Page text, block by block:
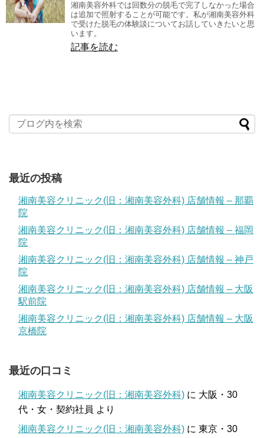
湘南美容外科では回数分の脱毛で完了しなかった場合
は追加で照射することが可能です。私が湘南美容外科
で受けた脱毛の体験談についてお話していきたいと思
います。
記事を読む
最近の投稿
湘南美容クリニック(旧：湘南美容外科) 店舗情報 – 那覇
院
湘南美容クリニック(旧：湘南美容外科) 店舗情報 – 福岡
院
湘南美容クリニック(旧：湘南美容外科) 店舗情報 – 神戸
院
湘南美容クリニック(旧：湘南美容外科) 店舗情報 – 大阪
駅前院
湘南美容クリニック(旧：湘南美容外科) 店舗情報 – 大阪
京橋院
最近の口コミ
湘南美容クリニック(旧：湘南美容外科) に 大阪・30
代・女・契約社員 より
湘南美容クリニック(旧：湘南美容外科) に 東京・30